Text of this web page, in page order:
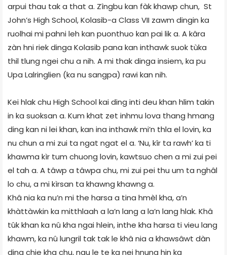
arpui thau tak a that a. Zîngbu kan fàk khawp chun, St
John’s High School, Kolasib-a Class VII zawm dingin ka
ruolhai mi pahni leh kan puonthuo kan pai lik a. A kâra
zàn hni riek dinga Kolasib pana kan inthawk suok tùka
thil tlung ngei chu a nih. A mi thak dinga insiem, ka pu
Upa Lalringlien (ka nu sangpa) rawi kan nih.
Kei hlak chu High School kai ding inti deu khan hlim takin
in ka suoksan a. Kum khat zet inhmu lova thang hmang
ding kan ni lei khan, kan ina inthawk mi’n thla el lovin, ka
nu chun a mi zui ta ngat ngat el a. ‘Nu, kîr ta rawh’ ka ti
khawma kìr tum chuong lovin, kawtsuo chen a mi zui pei
el tah a. A tâwp a tâwpa chu, mi zui pei thu um ta nghâl
lo chu, a mi kìrsan ta khawng khawng a.
Khâ nia ka nu’n mi the harsa a tina hmèl kha, a’n
khàttàwkin ka mitthlaah a la’n lang a la’n lang hlak. Khâ
tûk khan ka nû kha ngai hlein, inthe kha harsa ti vieu lang
khawm, ka nû lungril tak tak le khâ nia a khawsâwt dàn
ding chie kha chu, nau le te ka nei hnung hin ka